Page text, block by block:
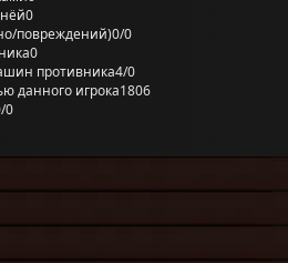
0
повреждений)0/0
0
противника4/0
данного игрока1806
0